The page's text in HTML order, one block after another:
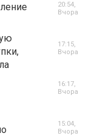
20:54,
Вчора
17:15,
Вчора
16:17,
Вчора
15:04,
Вчора